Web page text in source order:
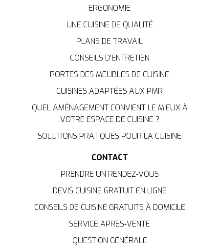
ERGONOMIE
UNE CUISINE DE QUALITÉ
PLANS DE TRAVAIL
CONSEILS D'ENTRETIEN
PORTES DES MEUBLES DE CUISINE
CUISINES ADAPTÉES AUX PMR
QUEL AMÉNAGEMENT CONVIENT LE MIEUX À
VOTRE ESPACE DE CUISINE ?
SOLUTIONS PRATIQUES POUR LA CUISINE
CONTACT
PRENDRE UN RENDEZ-VOUS
DEVIS CUISINE GRATUIT EN LIGNE
CONSEILS DE CUISINE GRATUITS À DOMICILE
SERVICE APRÈS-VENTE
QUESTION GÉNÉRALE